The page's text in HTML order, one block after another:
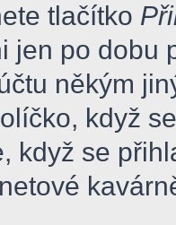
tlačítko
jen po dobu
někým
když
když se